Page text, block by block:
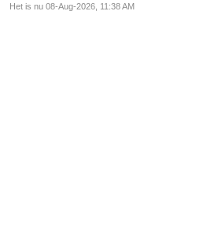
Het is nu 08-Aug-2026, 11:38 AM